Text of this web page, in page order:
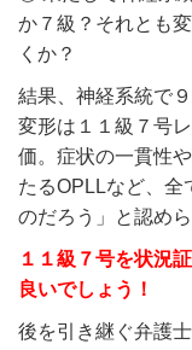
か７級？それとも
くか？
結果、神経系統で
変形は１１級７号
価。症状の一貫性
たるOPLLなど、全
のだろう」と認めら
１１級７号を状況
良いでしょう！
後を引き継ぐ弁護